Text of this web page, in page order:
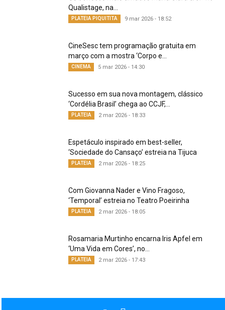
Qualistage, na...
PLATEIA PIQUITITA 9 mar 2026 - 18:52
CineSesc tem programação gratuita em
março com a mostra ‘Corpo e...
CINEMA 5 mar 2026 - 14:30
Sucesso em sua nova montagem, clássico
‘Cordélia Brasil’ chega ao CCJF,...
PLATEIA 2 mar 2026 - 18:33
Espetáculo inspirado em best-seller,
‘Sociedade do Cansaço’ estreia na Tijuca
PLATEIA 2 mar 2026 - 18:25
Com Giovanna Nader e Vino Fragoso,
‘Temporal’ estreia no Teatro Poeirinha
PLATEIA 2 mar 2026 - 18:05
Rosamaria Murtinho encarna Iris Apfel em
‘Uma Vida em Cores’, no...
PLATEIA 2 mar 2026 - 17:43